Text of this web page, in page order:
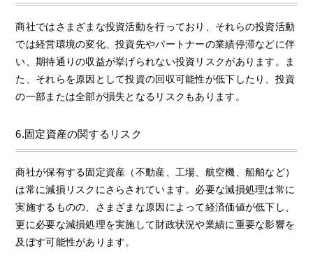
商社ではさまざまな投資活動を行っており、それらの投資活動
では経営環境の変化、投資先やパートナーの業績停滞などに伴
い、期待通りの収益が挙げられない投資リスクがあります。ま
た、それらを原因として投資の回収可能性が低下したり、投資
の一部または全部が損失となるリスクもあります。
6.固定資産の関するリスク
商社が保有する固定資産（不動産、工場、航空機、船舶など）
は常に減損リスクにさらされています。必要な減損処理は常に
実施するものの、さまざまな原因によって経済価値が低下し、
更に必要な減損処理を実施して財政状況や業績に重要な影響を
及ぼす可能性があります。